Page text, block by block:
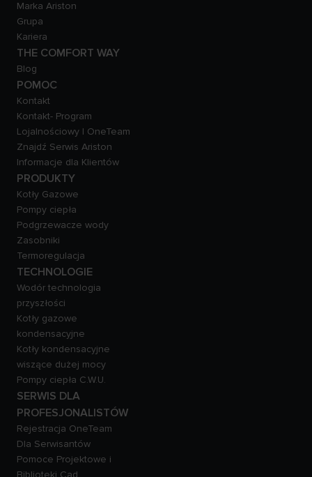
Marka Ariston
Grupa
Kariera
THE COMFORT WAY
Blog
POMOC
Kontakt
Kontakt- Program
Lojalnościowy | OneTeam
Znajdź Serwis Ariston
Informacje dla Klientów
PRODUKTY
Kotły Gazowe
Pompy ciepła
Podgrzewacze wody
Zasobniki
Termoregulacja
TECHNOLOGIE
Wodór technologia
przyszłości
Kotły gazowe
kondensacyjne
Kotły kondensacyjne
wiszące dużej mocy
Pompy ciepła C.W.U.
SERWIS DLA
PROFESJONALISTÓW
Rejestracja OneTeam
Dla Serwisantów
Pomoce Projektowe i
Biblioteki Cad